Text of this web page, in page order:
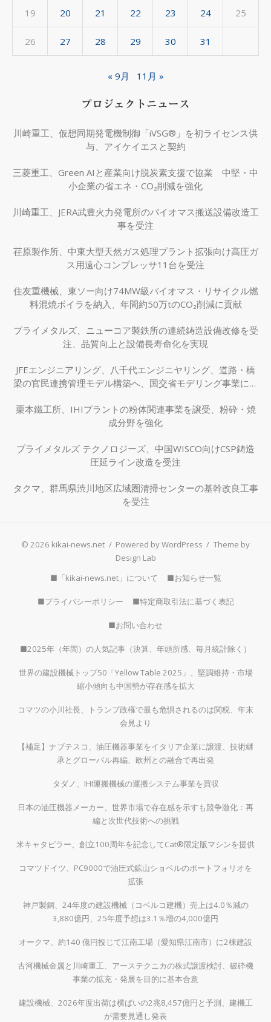
19 20 21 22 23 24 25
26 27 28 29 30 31
« 9月 11月 »
プロジェクトニュース
川崎重工、仮想同期発電機制御「iVSG®」を初ライセンス供
与、アイケイエスと契約
三菱重工、Green AIと産業向け脱炭素支援で協業 中堅・中
小企業の省エネ・CO₂削減を強化
川崎重工、JERA武豊火力発電所のバイオマス搬送設備改造工
事を受注
荏原製作所、中東大型天然ガス処理プラント拡張向け高圧ガ
ス用遠心コンプレッサ11台を受注
住友重機械、東ソー向け74MW級バイオマス・リサイクル燃
料混焼ボイラを納入、年間約50万tのCO₂削減に貢献
プライメタルズ、ニューコア製鉄所の連続鋳造設備改修を受
注、品質向上と設備長寿命化を実現
JFEエンジニアリング、八千代エンジニヤリング、道路・橋
梁の官民連携管理モデル構築へ、国交省モデリング事業に採
栗本鐵工所、IHIプラントの粉体関連事業を譲受、粉砕・焼
成分野を強化
プライメタルズ テクノロジーズ、中国WISCO向けCSP鋳造
圧延ライン改造を受注
タクマ、群馬県渋川地区広域圏清掃センターの基幹改良工事
を受注
© 2026 kikai-news.net / Powered by WordPress / Theme by
Design Lab
■「kikai-news.net」について
■お知らせ一覧
■プライバシーポリシー ■特定商取引法に基づく表記
■お問い合わせ
■2025年（年間）の人気記事（決算、年頭所感、毎月統計除く）
世界の建設機械トップ50「Yellow Table 2025」、堅調維持・市場
縮小傾向も中国勢が存在感を拡大
コマツの小川社長、トランプ政権で最も危惧されるのは関税、年末
会見より
【補足】ナブテスコ、油圧機器事業をイタリア企業に譲渡、技術継
承とグローバル再編、欧州との融合で再出発
タダノ、IHI運搬機械の運搬システム事業を買収
日本の油圧機器メーカー、世界市場で存在感を示すも競争激化：再
編と次世代技術への挑戦
米キャタピラー、創立100周年を記念してCat®限定版マシンを提供
コマツドイツ、PC9000で油圧式鉱山ショベルのポートフォリオを
拡張
神戸製鋼、24年度の建設機械（コベルコ建機）売上は4.0％減の
3,880億円、25年度予想は3.1％増の4,000億円
オークマ、約140 億円投じて江南工場（愛知県江南市）に2棟建設
古河機械金属と川崎重工、アーステクニカの株式譲渡検討、破砕機
事業の拡充・発展を目的に基本合意
建設機械、2026年度出荷は横ばいの2兆8,457億円と予測、建機工
が需要見通し発表